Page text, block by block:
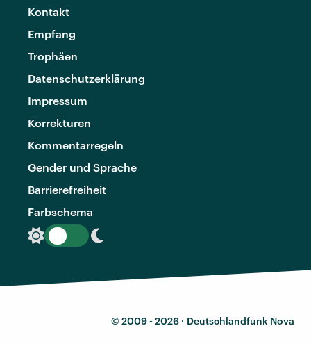
Kontakt
Empfang
Trophäen
Datenschutzerklärung
Impressum
Korrekturen
Kommentarregeln
Gender und Sprache
Barrierefreiheit
Farbschema
© 2009 - 2026 · Deutschlandfunk Nova